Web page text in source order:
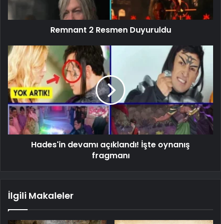
Remnant 2 Resmen Duyuruldu
Hades'in devamı açıklandı! İşte oynanış
fragmanı
İlgili Makaleler